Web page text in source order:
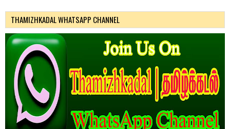
THAMIZHKADAL WHATSAPP CHANNEL